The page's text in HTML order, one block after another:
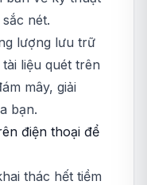
nét.
lượng lưu trữ
liệu quét trên
mây, giải
bạn.
điện thoại để
thác hết tiềm